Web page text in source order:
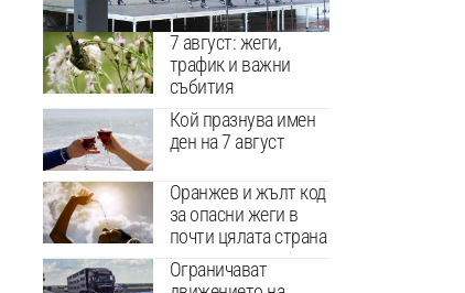
7 август: жеги,
трафик и важни
събития
Кой празнува имен
ден на 7 август
Оранжев и жълт код
за опасни жеги в
почти цялата страна
Ограничават